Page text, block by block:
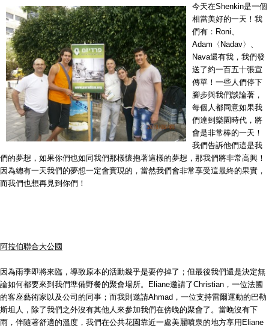
今天在Shenkin是一個
相當美好的一天！我
們有：Roni、
Adam〈Nadav〉、
Nava還有我，我們發
送了約一百五十張宣
傳單！一些人們停下
腳步與我們談論著，
每個人都同意如果我
們達到樂園時代，將
會是非常棒的一天！
我們告訴他們這是我
們的夢想，如果你們也如同我們那樣懷抱著這樣的夢想，那我們將非常高興！
因為總有一天我們的夢想一定會實現的，當然我們會非常享受這最終的果實，
而我們也想再見到你們！
阿拉伯聯合大公國
因為雨季即將來臨，導致原本的活動幾乎是要停掉了；但最後我們還是決定無
論如何都要來到我們準備野餐的聚會場所。Eliane邀請了Christian，一位法國
的客座藝術家以及公司的同事；而我則邀請Ahmad，一位支持雷爾運動的巴勒
斯坦人，除了我們之外沒有其他人來參加我們在傍晚的聚會了。當晚沒有下
雨，伴隨著舒適的溫度，我們在公共花園靠近一處美麗噴泉的地方享用Eliane